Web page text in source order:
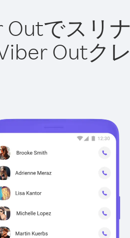
Outでスリ
Outク